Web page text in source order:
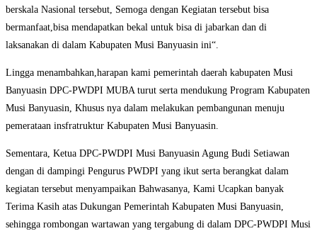
berskala Nasional tersebut, Semoga dengan Kegiatan tersebut bisa
bermanfaat,bisa mendapatkan bekal untuk bisa di jabarkan dan di
laksanakan di dalam Kabupaten Musi Banyuasin ini“.
Lingga menambahkan,harapan kami pemerintah daerah kabupaten Musi
Banyuasin DPC-PWDPI MUBA turut serta mendukung Program Kabupaten
Musi Banyuasin, Khusus nya dalam melakukan pembangunan menuju
pemerataan insfratruktur Kabupaten Musi Banyuasin.
Sementara, Ketua DPC-PWDPI Musi Banyuasin Agung Budi Setiawan
dengan di dampingi Pengurus PWDPI yang ikut serta berangkat dalam
kegiatan tersebut menyampaikan Bahwasanya, Kami Ucapkan banyak
Terima Kasih atas Dukungan Pemerintah Kabupaten Musi Banyuasin,
sehingga rombongan wartawan yang tergabung di dalam DPC-PWDPI Musi